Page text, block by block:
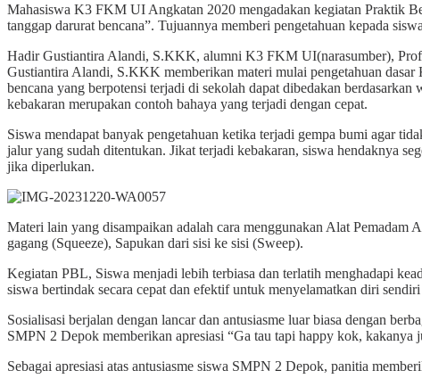
Mahasiswa K3 FKM UI Angkatan 2020 mengadakan kegiatan Praktik
tanggap darurat bencana”. Tujuannya memberi pengetahuan kepada
Hadir Gustiantira Alandi, S.KKK, alumni K3 FKM UI(narasumber),
Gustiantira Alandi, S.KKK memberikan materi mulai pengetahuan
bencana yang berpotensi terjadi di sekolah dapat dibedakan
kebakaran merupakan contoh bahaya yang terjadi dengan cepat.
Siswa mendapat banyak pengetahuan ketika terjadi gempa bumi agar
jalur yang sudah ditentukan. Jikat terjadi kebakaran, siswa hendaknya
jika diperlukan.
Materi lain yang disampaikan adalah cara menggunakan Alat
gagang (Squeeze), Sapukan dari sisi ke sisi (Sweep).
Kegiatan PBL, Siswa menjadi lebih terbiasa dan terlatih menghadapi
siswa bertindak secara cepat dan efektif untuk menyelamatkan diri
Sosialisasi berjalan dengan lancar dan antusiasme luar biasa dengan
SMPN 2 Depok memberikan apresiasi “Ga tau tapi happy kok,
Sebagai apresiasi atas antusiasme siswa SMPN 2 Depok, panitia